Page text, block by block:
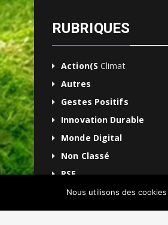
RUBRIQUES
Action(s Climat
Autres
Gestes Positifs
Innovation Durable
Monde Digital
Non Classé
RSE
Une
Nous utilisons des